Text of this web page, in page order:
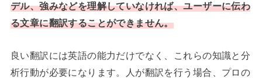
デル、強みなどを理解していなければ、ユーザーに伝わ
る文章に翻訳することができません。
良い翻訳には英語の能力だけでなく、これらの知識と分
析行動が必要になります。人が翻訳を行う場合、プロの